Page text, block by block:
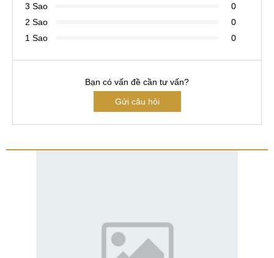
3 Sao
0
2 Sao
0
1 Sao
0
Bạn có vấn đề cần tư vấn?
Gửi câu hỏi